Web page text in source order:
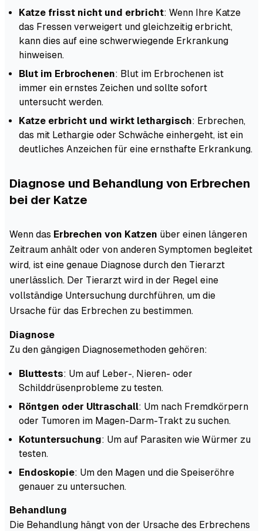
Katze frisst nicht und erbricht: Wenn Ihre Katze
das Fressen verweigert und gleichzeitig erbricht,
kann dies auf eine schwerwiegende Erkrankung
hinweisen.
Blut im Erbrochenen: Blut im Erbrochenen ist
immer ein ernstes Zeichen und sollte sofort
untersucht werden.
Katze erbricht und wirkt lethargisch: Erbrechen,
das mit Lethargie oder Schwäche einhergeht, ist ein
deutliches Anzeichen für eine ernsthafte Erkrankung.
Diagnose und Behandlung von Erbrechen
bei der Katze
Wenn das Erbrechen von Katzen über einen längeren
Zeitraum anhält oder von anderen Symptomen begleitet
wird, ist eine genaue Diagnose durch den Tierarzt
unerlässlich. Der Tierarzt wird in der Regel eine
vollständige Untersuchung durchführen, um die
Ursache für das Erbrechen zu bestimmen.
Diagnose
Zu den gängigen Diagnosemethoden gehören:
Bluttests: Um auf Leber-, Nieren- oder
Schilddrüsenprobleme zu testen.
Röntgen oder Ultraschall: Um nach Fremdkörpern
oder Tumoren im Magen-Darm-Trakt zu suchen.
Kotuntersuchung: Um auf Parasiten wie Würmer zu
testen.
Endoskopie: Um den Magen und die Speiseröhre
genauer zu untersuchen.
Behandlung
Die Behandlung hängt von der Ursache des Erbrechens